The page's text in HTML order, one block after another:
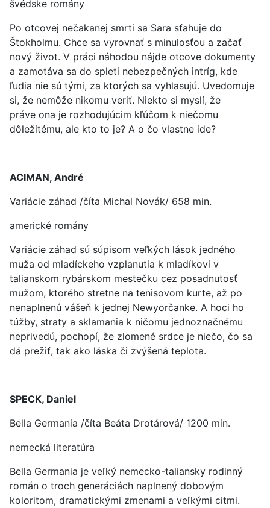
švédske romány
Po otcovej nečakanej smrti sa Sara sťahuje do
Štokholmu. Chce sa vyrovnať s minulosťou a začať
nový život. V práci náhodou nájde otcove dokumenty
a zamotáva sa do spleti nebezpečných intríg, kde
ľudia nie sú tými, za ktorých sa vyhlasujú. Uvedomuje
si, že nemôže nikomu veriť. Niekto si myslí, že
práve ona je rozhodujúcim kľúčom k niečomu
dôležitému, ale kto to je? A o čo vlastne ide?
ACIMAN, André
Variácie záhad /číta Michal Novák/ 658 min.
americké romány
Variácie záhad sú súpisom veľkých lások jedného
muža od mladíckeho vzplanutia k mladíkovi v
talianskom rybárskom mestečku cez posadnutosť
mužom, ktorého stretne na tenisovom kurte, až po
nenaplnenú vášeň k jednej Newyorčanke. A hoci ho
túžby, straty a sklamania k ničomu jednoznačnému
neprivedú, pochopí, že zlomené srdce je niečo, čo sa
dá prežiť, tak ako láska či zvýšená teplota.
SPECK, Daniel
Bella Germania /číta Beáta Drotárová/ 1200 min.
nemecká literatúra
Bella Germania je veľký nemecko-taliansky rodinný
román o troch generáciách naplnený dobovým
koloritom, dramatickými zmenami a veľkými citmi.